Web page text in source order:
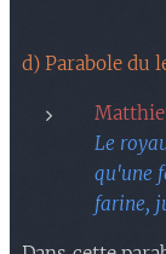
d) Parabole du
Le
qu'une
farine,